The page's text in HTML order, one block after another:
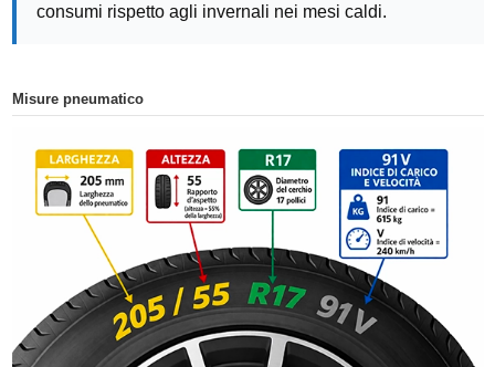
consumi rispetto agli invernali nei mesi caldi.
Misure pneumatico